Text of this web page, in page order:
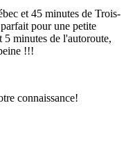
et 45 minutes de Trois-
pour une petite
minutes de l'autoroute,
!!!
connaissance!